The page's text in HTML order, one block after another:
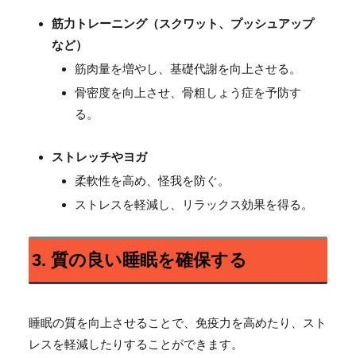
筋力トレーニング（スクワット、プッシュアップ
など）
筋肉量を増やし、基礎代謝を向上させる。
骨密度を向上させ、骨粗しょう症を予防す
る。
ストレッチやヨガ
柔軟性を高め、怪我を防ぐ。
ストレスを軽減し、リラックス効果を得る。
3. 質の良い睡眠を確保する
睡眠の質を向上させることで、免疫力を高めたり、スト
レスを軽減したりすることができます。